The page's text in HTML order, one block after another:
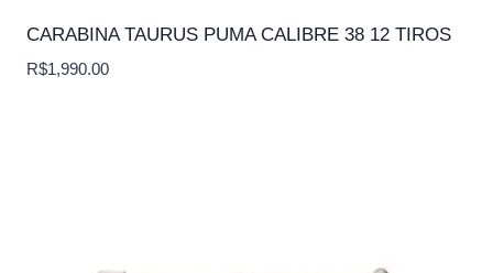
CARABINA TAURUS PUMA CALIBRE 38 12 TIROS
R$1,990.00